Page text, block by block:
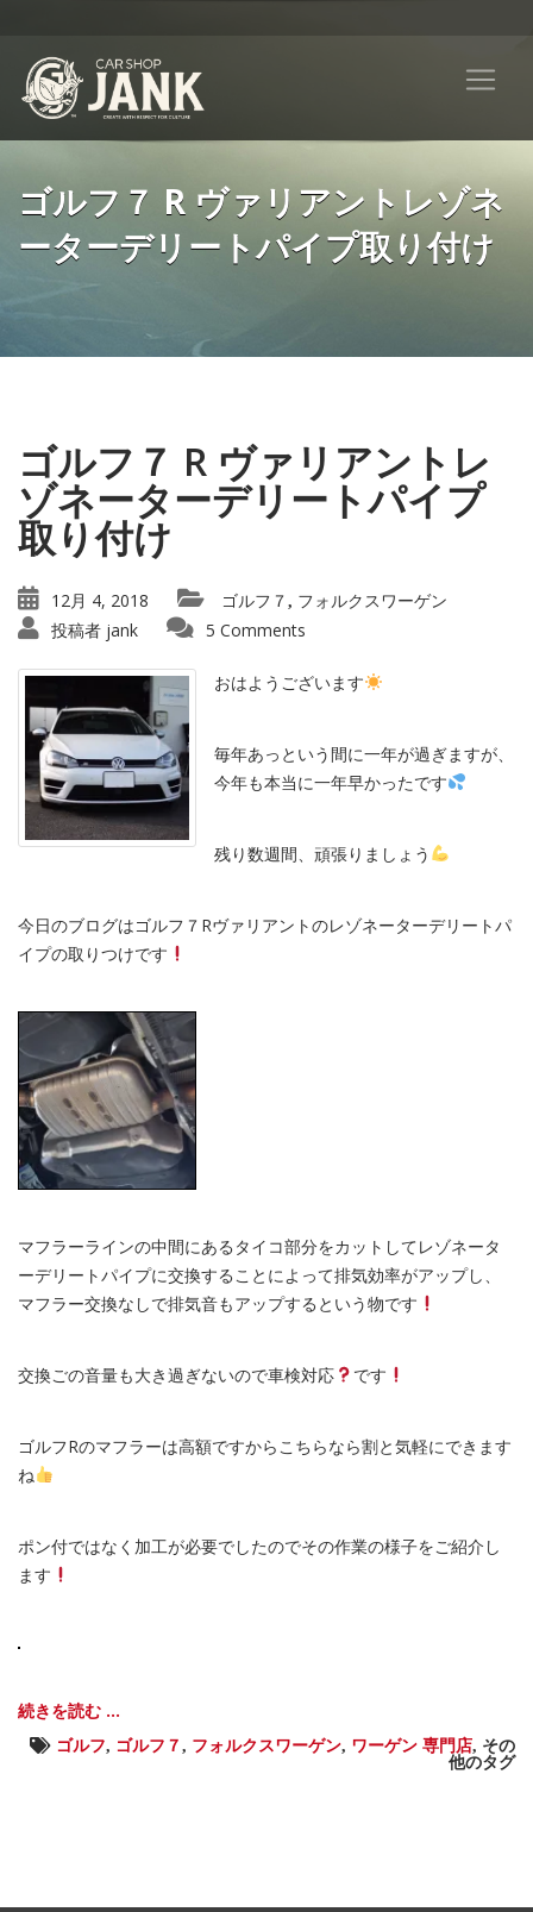
ゴルフ７ R ヴァリアントレゾネ
ーターデリートパイプ取り付け
ゴルフ７ R ヴァリアントレ
ゾネーターデリートパイプ
取り付け
12月 4, 2018 ゴルフ７ , フォルクスワーゲン
投稿者 jank 5 Comments
おはようございます
毎年あっという間に一年が過ぎますが、
今年も本当に一年早かったです
残り数週間、頑張りましょう
今日のブログはゴルフ７Rヴァリアントのレゾネーターデリートパ
イプの取りつけです
マフラーラインの中間にあるタイコ部分をカットしてレゾネータ
ーデリートパイプに交換することによって排気効率がアップし、
マフラー交換なしで排気音もアップするという物です
交換ごの音量も大き過ぎないので車検対応 です
ゴルフRのマフラーは高額ですからこちらなら割と気軽にできます
ね
ポン付ではなく加工が必要でしたのでその作業の様子をご紹介し
ます
続きを読む ...
ゴルフ, ゴルフ７ , フォルクスワーゲン, ワーゲン 専門店, その
他のタグ